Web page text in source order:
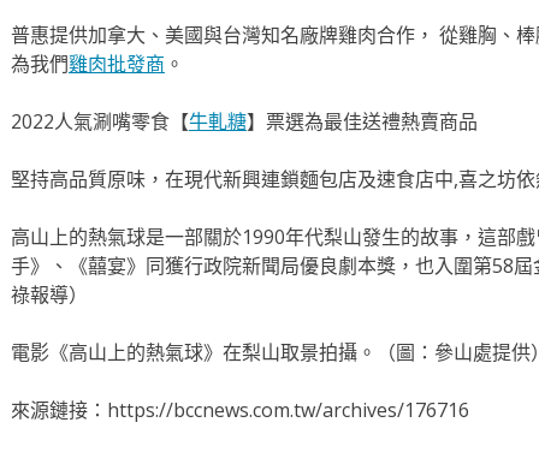
普惠提供加拿大、美國與台灣知名廠牌雞肉合作， 從雞胸、
為我們雞肉批發商 。
2022人氣涮嘴零食【牛軋糖】票選為最佳送禮熱賣商品
堅持高品質原味，在現代新興連鎖麵包店及速食店中,喜之坊
高山上的熱氣球是一部關於1990年代梨山發生的故事，這部
手》、《囍宴》同獲行政院新聞局優良劇本獎，也入圍第58
祿報導）
電影《高山上的熱氣球》在梨山取景拍攝。（圖：參山處提供
來源鏈接：https://bccnews.com.tw/archives/176716